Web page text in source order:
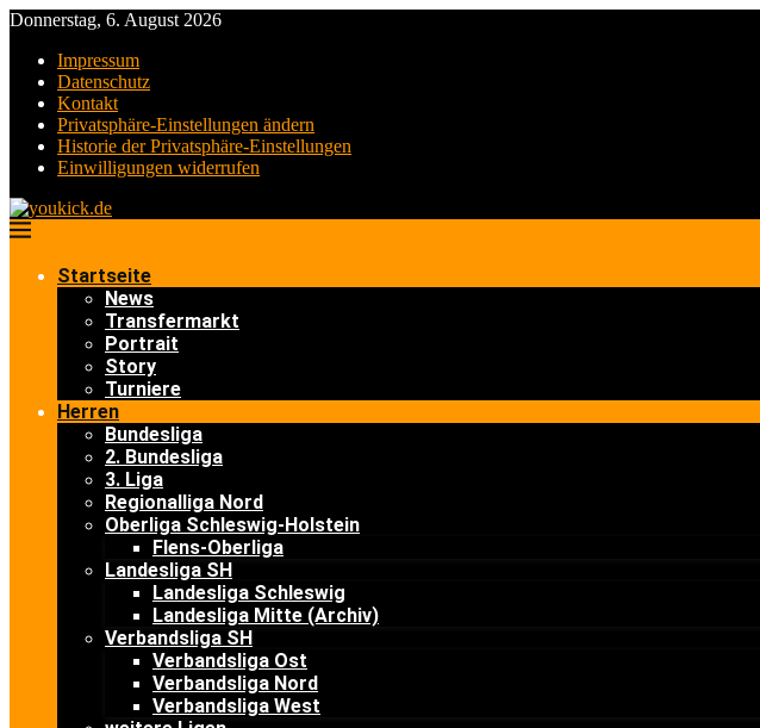
Donnerstag, 6. August 2026
Impressum
Datenschutz
Kontakt
Privatsphäre-Einstellungen ändern
Historie der Privatsphäre-Einstellungen
Einwilligungen widerrufen
Startseite
News
Transfermarkt
Portrait
Story
Turniere
Herren
Bundesliga
2. Bundesliga
3. Liga
Regionalliga Nord
Oberliga Schleswig-Holstein
Flens-Oberliga
Landesliga SH
Landesliga Schleswig
Landesliga Mitte (Archiv)
Verbandsliga SH
Verbandsliga Ost
Verbandsliga Nord
Verbandsliga West